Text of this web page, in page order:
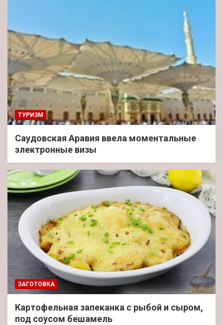
ТУРИЗМ
Саудовская Аравия ввела моментальные
электронные визы
ЗАГОТОВКА
Картофельная запеканка с рыбой и сыром,
под соусом бешамель